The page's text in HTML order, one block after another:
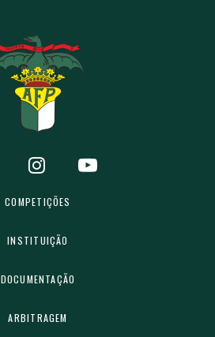
COMPETIÇÕES
INSTITUIÇÃO
DOCUMENTAÇÃO
ARBITRAGEM